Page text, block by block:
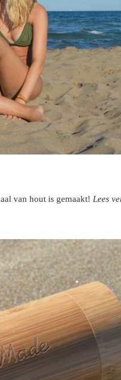
van hout is gemaakt! Lees